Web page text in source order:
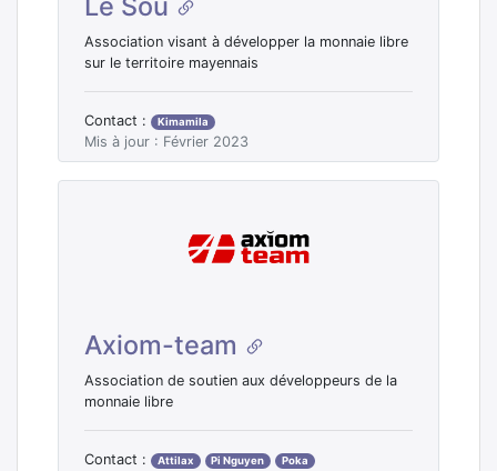
Association visant à développer la monnaie libre
sur le territoire mayennais
Contact : Kimamila
Mis à jour : Février 2023
Axiom-team
Association de soutien aux développeurs de la
monnaie libre
Contact : Attilax Pi Nguyen Poka